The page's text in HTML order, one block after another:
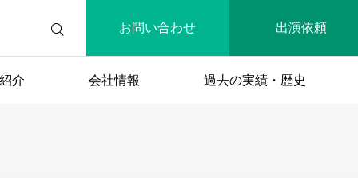
お問い合わせ 出演依頼
介 会社情報 過去の実績・歴史